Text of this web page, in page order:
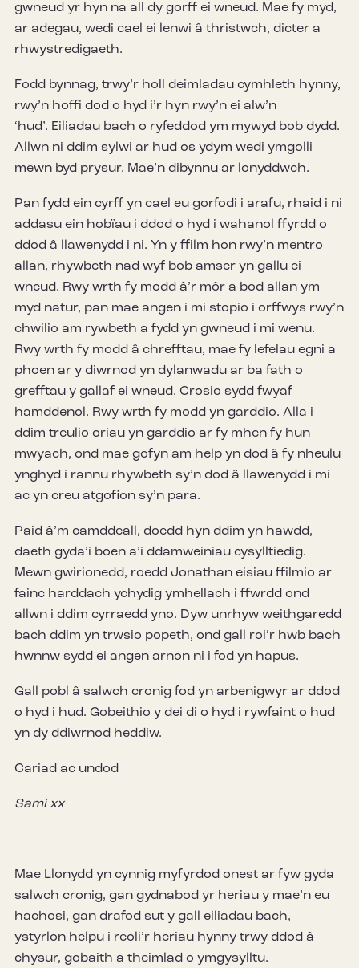
gwneud yr hyn na all dy gorff ei wneud. Mae fy myd,
ar adegau, wedi cael ei lenwi â thristwch, dicter a
rhwystredigaeth.
Fodd bynnag, trwy’r holl deimladau cymhleth hynny,
rwy’n hoffi dod o hyd i’r hyn rwy’n ei alw’n
‘hud’. Eiliadau bach o ryfeddod ym mywyd bob dydd.
Allwn ni ddim sylwi ar hud os ydym wedi ymgolli
mewn byd prysur. Mae’n dibynnu ar lonyddwch.
Pan fydd ein cyrff yn cael eu gorfodi i arafu, rhaid i ni
addasu ein hobïau i ddod o hyd i wahanol ffyrdd o
ddod â llawenydd i ni. Yn y ffilm hon rwy’n mentro
allan, rhywbeth nad wyf bob amser yn gallu ei
wneud. Rwy wrth fy modd â’r môr a bod allan ym
myd natur, pan mae angen i mi stopio i orffwys rwy’n
chwilio am rywbeth a fydd yn gwneud i mi wenu.
Rwy wrth fy modd â chrefftau, mae fy lefelau egni a
phoen ar y diwrnod yn dylanwadu ar ba fath o
grefftau y gallaf ei wneud. Crosio sydd fwyaf
hamddenol. Rwy wrth fy modd yn garddio. Alla i
ddim treulio oriau yn garddio ar fy mhen fy hun
mwyach, ond mae gofyn am help yn dod â fy nheulu
ynghyd i rannu rhywbeth sy’n dod â llawenydd i mi
ac yn creu atgofion sy’n para.
Paid â’m camddeall, doedd hyn ddim yn hawdd,
daeth gyda’i boen a’i ddamweiniau cysylltiedig.
Mewn gwirionedd, roedd Jonathan eisiau ffilmio ar
fainc harddach ychydig ymhellach i ffwrdd ond
allwn i ddim cyrraedd yno. Dyw unrhyw weithgaredd
bach ddim yn trwsio popeth, ond gall roi’r hwb bach
hwnnw sydd ei angen arnon ni i fod yn hapus.
Gall pobl â salwch cronig fod yn arbenigwyr ar ddod
o hyd i hud. Gobeithio y dei di o hyd i rywfaint o hud
yn dy ddiwrnod heddiw.
Cariad ac undod
Sami xx
Mae Llonydd yn cynnig myfyrdod onest ar fyw gyda
salwch cronig, gan gydnabod yr heriau y mae’n eu
hachosi, gan drafod sut y gall eiliadau bach,
ystyrlon helpu i reoli’r heriau hynny trwy ddod â
chysur, gobaith a theimlad o ymgysylltu.